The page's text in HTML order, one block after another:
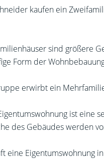
kaufen ein
sind größere
Form der
erwirbt ein
ist
des Gebäudes werden
eine